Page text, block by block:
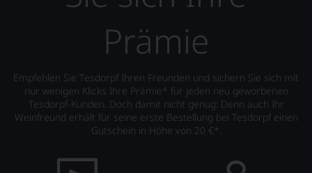
Prämie
Empfehlen Sie Tesdorpf Ihren Freunden und sichern Sie sich mit
nur wenigen Klicks Ihre Prämie* für jeden neu geworbenen
Tesdorpf-Kunden. Doch damit nicht genug: Denn auch Ihr
Weinfreund erhält für seine erste Bestellung bei Tesdorpf einen
Gutschein in Höhe von 20 €*.